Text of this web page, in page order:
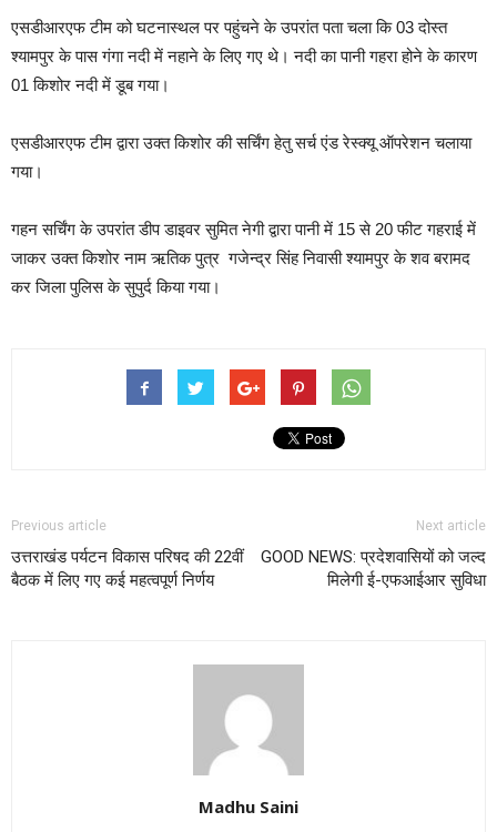
एसडीआरएफ टीम को घटनास्थल पर पहुंचने के उपरांत पता चला कि 03 दोस्त
श्यामपुर के पास गंगा नदी में नहाने के लिए गए थे। नदी का पानी गहरा होने के कारण
01 किशोर नदी में डूब गया।
एसडीआरएफ टीम द्वारा उक्त किशोर की सर्चिंग हेतु सर्च एंड रेस्क्यू ऑपरेशन चलाया
गया।
गहन सर्चिंग के उपरांत डीप डाइवर सुमित नेगी द्वारा पानी में 15 से 20 फीट गहराई में
जाकर उक्त किशोर नाम ऋतिक पुत्र गजेन्द्र सिंह निवासी श्यामपुर के शव बरामद
कर जिला पुलिस के सुपुर्द किया गया।
Previous article
उत्तराखंड पर्यटन विकास परिषद की 22वीं
बैठक में लिए गए कई महत्वपूर्ण निर्णय
Next article
GOOD NEWS: प्रदेशवासियों को जल्द
मिलेगी ई-एफआईआर सुविधा
Madhu Saini